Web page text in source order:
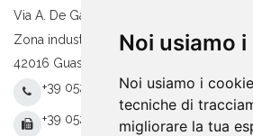
Noi usiamo
Noi usiamo i
tecniche di
migliorare la tua
Via A. De Gasperi, 1
Zona industriale S. Giacomo
42016 Guastalla (RE) Italy
+39 0522 831205
+39 0522 831093